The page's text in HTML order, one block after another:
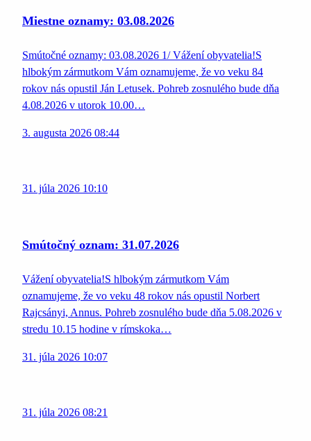
Miestne oznamy: 03.08.2026
Smútočné oznamy: 03.08.2026 1/ Vážení obyvatelia!S
hlbokým zármutkom Vám oznamujeme, že vo veku 84
rokov nás opustil Ján Letusek. Pohreb zosnulého bude dňa
4.08.2026 v utorok 10.00…
3. augusta 2026 08:44
31. júla 2026 10:10
Smútočný oznam: 31.07.2026
Vážení obyvatelia!S hlbokým zármutkom Vám
oznamujeme, že vo veku 48 rokov nás opustil Norbert
Rajcsányi, Annus. Pohreb zosnulého bude dňa 5.08.2026 v
stredu 10.15 hodine v rímskoka…
31. júla 2026 10:07
31. júla 2026 08:21